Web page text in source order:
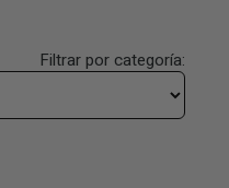
Filtrar por categoría: